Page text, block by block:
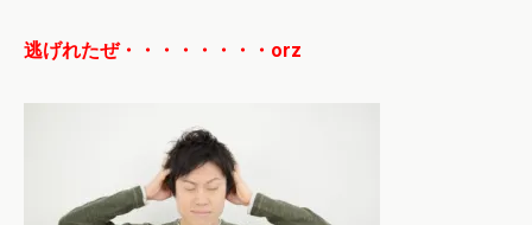
逃げれたぜ・・・・・・・・orz